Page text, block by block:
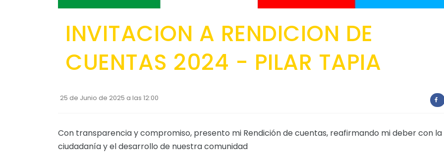
INVITACION A RENDICION DE
CUENTAS 2024 - PILAR TAPIA
25 de Junio de 2025 a las 12:00
Con transparencia y compromiso, presento mi Rendición de cuentas, reafirmando mi deber con la
ciudadanía y el desarrollo de nuestra comunidad